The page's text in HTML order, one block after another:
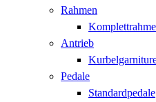
Rahmen
Antrieb
Pedale
Standardpedale